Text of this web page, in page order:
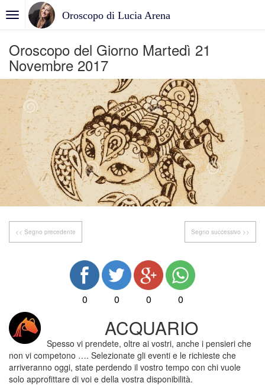
Oroscopo di Lucia Arena
Oroscopo del Giorno Martedì 21
Novembre 2017
<< Segno precedente Segno successivo >>
0 0 0 0
ACQUARIO
Spesso vi prendete, oltre ai vostri, anche i pensieri che
non vi competono …. Selezionate gli eventi e le richieste che
arriveranno oggi, state perdendo il vostro tempo con chi vuole
solo approfittare di voi e della vostra disponibilità.